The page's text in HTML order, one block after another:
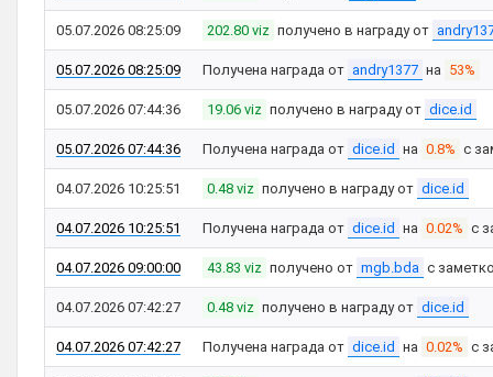
05.07.2026 08:25:09 202.80 viz получено в награду от
05.07.2026 08:25:09 Получена награда от andry1377 на 53%
05.07.2026 07:44:36 19.06 viz получено в награду от dice.id
05.07.2026 07:44:36 Получена награда от dice.id на 0.8% с
04.07.2026 10:25:51 0.48 viz получено в награду от dice.id
04.07.2026 10:25:51 Получена награда от dice.id на 0.02% с
04.07.2026 09:00:00 43.83 viz получено от mgb.bda с
04.07.2026 07:42:27 0.48 viz получено в награду от dice.id
04.07.2026 07:42:27 Получена награда от dice.id на 0.02% с